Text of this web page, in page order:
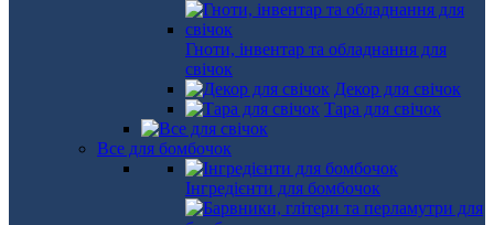
Гноти, інвентар та обладнання для
свічок
Декор для свічок
Тара для свічок
Все для бомбочок
Інгредієнти для бомбочок